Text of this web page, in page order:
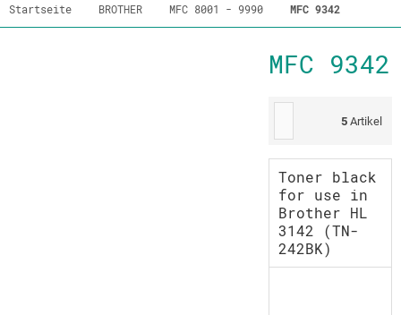
Startseite BROTHER MFC 8001 - 9990 MFC 9342
MFC 9342
5 Artikel
Toner black
for use in
Brother HL
3142 (TN-
242BK)